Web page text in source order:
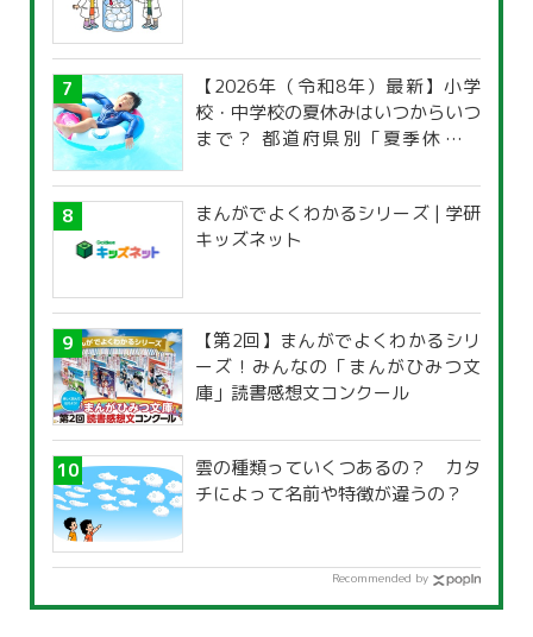
【2026年（令和8年）最新】小学
校・中学校の夏休みはいつからいつ
まで？ 都道府県別「夏季休暇一
まんがでよくわかるシリーズ | 学研
キッズネット
【第2回】まんがでよくわかるシリ
ーズ！みんなの「まんがひみつ文
庫」読書感想文コンクール
雲の種類っていくつあるの？ カタ
チによって名前や特徴が違うの？
Recommended by